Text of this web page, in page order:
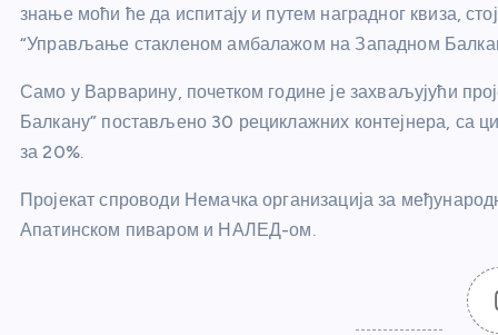
знање моћи ће да испитају и путем наградног квиза,
“Управљање стакленом амбалажом на Западном
Само у Варварину, почетком године је захваљујући
Балкану” постављено 30 рециклажних контејнера, са
за 20%.
Пројекат спроводи Немачка организација за
Апатинском пиваром и НАЛЕД-ом.